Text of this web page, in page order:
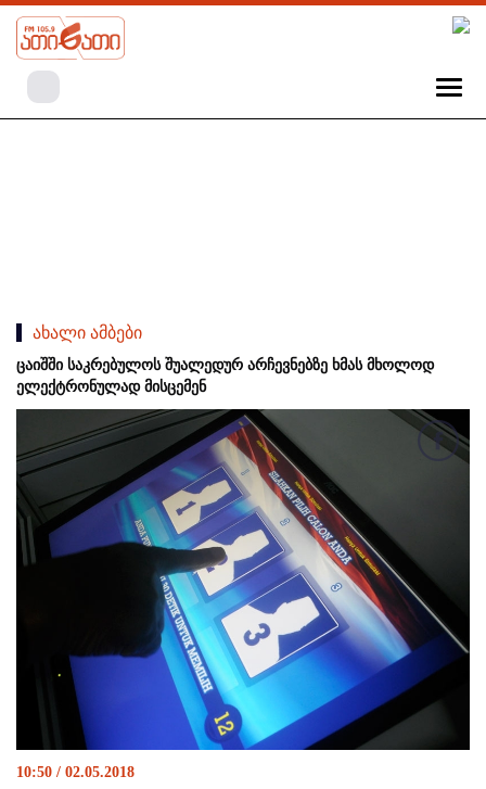
ახალი ამბები
ცაიშში საკრებულოს შუალედურ არჩევნებზე ხმას მხოლოდ
ელექტრონულად მისცემენ
10:50 / 02.05.2018